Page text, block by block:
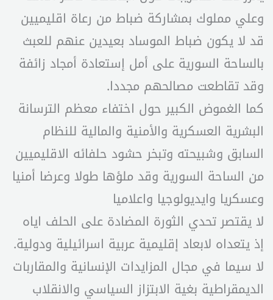
وعلي مملوك بمشاركة ضباط من رعاة اقليميين
قد لا يكون ضباط الموساد بعيدين عنهم للعبث
بالساحة السورية على أمل إستعادة أمجاد زائفة
وقد تقاطعت مصالحهم مجددا.
كما الغموض الكبير حول اختفاء معظم الترسانة
البشرية العسكرية والأمنية والمالية للنظام
السابق وشبيحته وتبخر حشود حلفائه الاقليميين
من الساحة السورية وقد ملؤها طولا وعرضا أمنيا
وعسكريا وايديولوجيا واعلاميا
لا يقتصر تحدي الثورة المضادة على الحلف اياه
إذ يتعداه لابعاد إقليمية عربية اسرائيلية ودولية.
لا سيما في مجال المزايدات الإنسانية والمقاربات
الديمقراطية بغية الابتزاز السياسي والانقلاب